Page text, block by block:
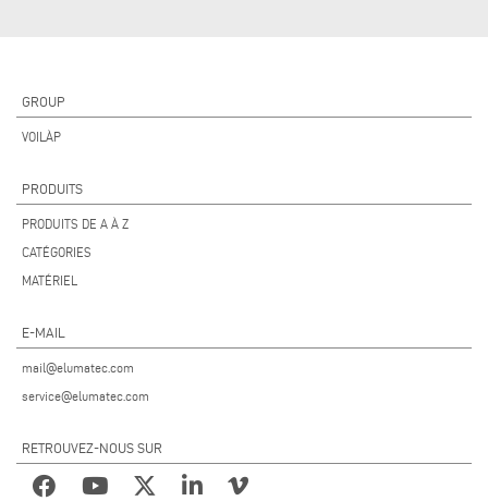
GROUP
VOILÀP
PRODUITS
PRODUITS DE A À Z
CATÉGORIES
MATÉRIEL
E-MAIL
mail@elumatec.com
service@elumatec.com
RETROUVEZ-NOUS SUR